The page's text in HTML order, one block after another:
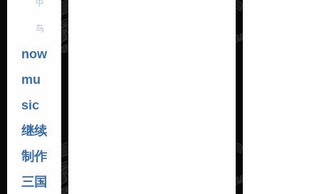
中
鸟
now
mu
sic
继续
制作
三国